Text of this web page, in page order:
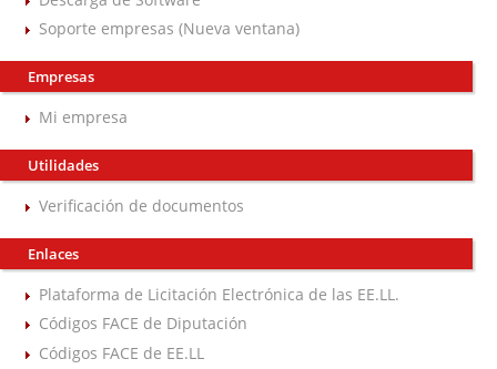
Soporte empresas (Nueva ventana)
Empresas
Mi empresa
Utilidades
Verificación de documentos
Enlaces
Plataforma de Licitación Electrónica de las EE.LL.
Códigos FACE de Diputación
Códigos FACE de EE.LL